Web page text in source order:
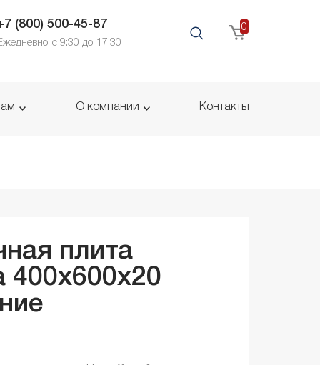
(800) 500-45-87
с 9:30 до 17:30
0
О компании Контакты
плита
400x600x20